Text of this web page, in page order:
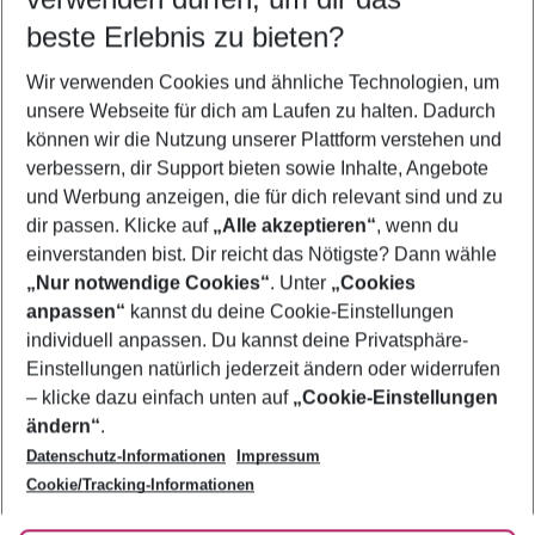
5-8 Nächte
2 Erwachsene Keine Kinder
Mehr Filter anzeigen
Footer
Footer navigation
Über uns
AGB
Bestpreisgarantie
Cookie-Einstellungen ändern
Cookie-Richtlinie
Agenturbetreuung
Barrierefreies Reisen
Folge uns
beste Erlebnis zu bieten?
Wir verwenden Cookies und ähnliche Technologien, um
unsere Webseite für dich am Laufen zu halten. Dadurch
können wir die Nutzung unserer Plattform verstehen und
verbessern, dir Support bieten sowie Inhalte, Angebote
und Werbung anzeigen, die für dich relevant sind und zu
dir passen. Klicke auf „Alle akzeptieren“, wenn du
einverstanden bist. Dir reicht das Nötigste? Dann wähle
„Nur notwendige Cookies“. Unter „Cookies
anpassen“ kannst du deine Cookie-Einstellungen
individuell anpassen. Du kannst deine Privatsphäre-
Einstellungen natürlich jederzeit ändern oder widerrufen
– klicke dazu einfach unten auf „Cookie-Einstellungen
ändern“.
Datenschutz-Informationen
Impressum
Cookie/Tracking-Informationen